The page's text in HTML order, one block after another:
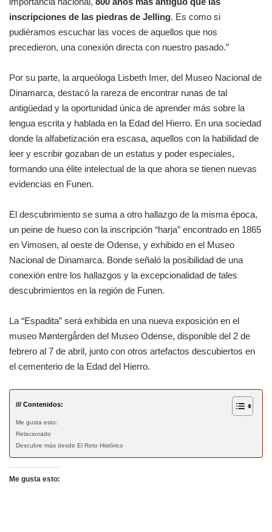
inscripciones de las piedras de Jelling. Es como si
pudiéramos escuchar las voces de aquellos que nos
precedieron, una conexión directa con nuestro pasado.”
Por su parte, la arqueóloga Lisbeth Imer, del Museo Nacional de
Dinamarca, destacó la rareza de encontrar runas de tal
antigüedad y la oportunidad única de aprender más sobre la
lengua escrita y hablada en la Edad del Hierro. En una sociedad
donde la alfabetización era escasa, aquellos con la habilidad de
leer y escribir gozaban de un estatus y poder especiales,
formando una élite intelectual de la que ahora se tienen nuevas
evidencias en Funen.
El descubrimiento se suma a otro hallazgo de la misma época,
un peine de hueso con la inscripción “harja” encontrado en 1865
en Vimosen, al oeste de Odense, y exhibido en el Museo
Nacional de Dinamarca. Bonde señaló la posibilidad de una
conexión entre los hallazgos y la excepcionalidad de tales
descubrimientos en la región de Funen.
La “Espadita” será exhibida en una nueva exposición en el
museo Møntergården del Museo Odense, disponible del 2 de
febrero al 7 de abril, junto con otros artefactos descubiertos en
el cementerio de la Edad del Hierro.
/// Contenidos:
Me gusta esto:
Relacionado
Descubre más desde El Reto Histórico
Me gusta esto: